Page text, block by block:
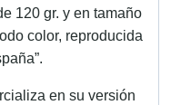
120 gr. y en tamaño
color, reproducida
en su versión